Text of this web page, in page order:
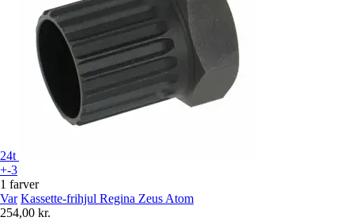
24t
+-3
1 farver
Var Kassette-frihjul Regina Zeus Atom
254,00 kr.